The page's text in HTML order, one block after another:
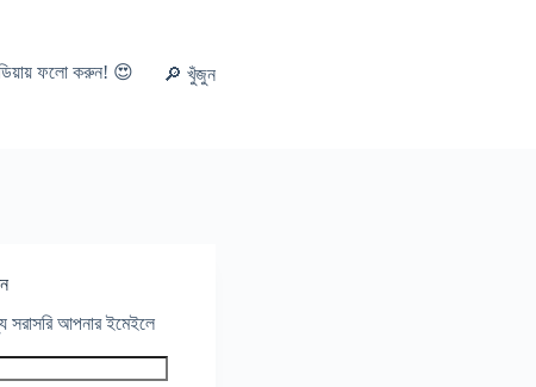
ফলো করুন! 😍 🔎 খুঁজুন
সরাসরি আপনার ইমেইলে